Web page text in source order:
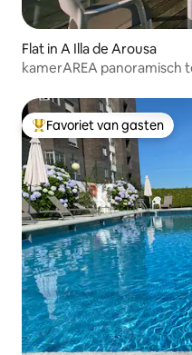
Flat in A Illa de Arousa
kamerAREA
Topfavoriet van gasten
Favoriet van gasten